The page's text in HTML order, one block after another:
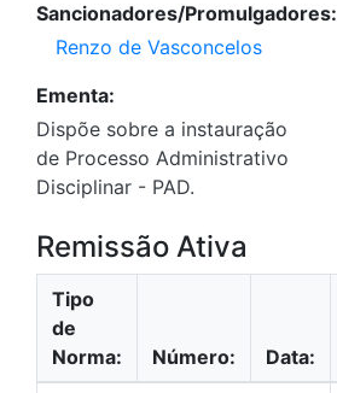
Sancionadores/Promulgadores:
Renzo de Vasconcelos
Ementa:
Dispõe sobre a instauração
de Processo Administrativo
Disciplinar - PAD.
Remissão Ativa
Tipo
de
Norma:
Número: Data: